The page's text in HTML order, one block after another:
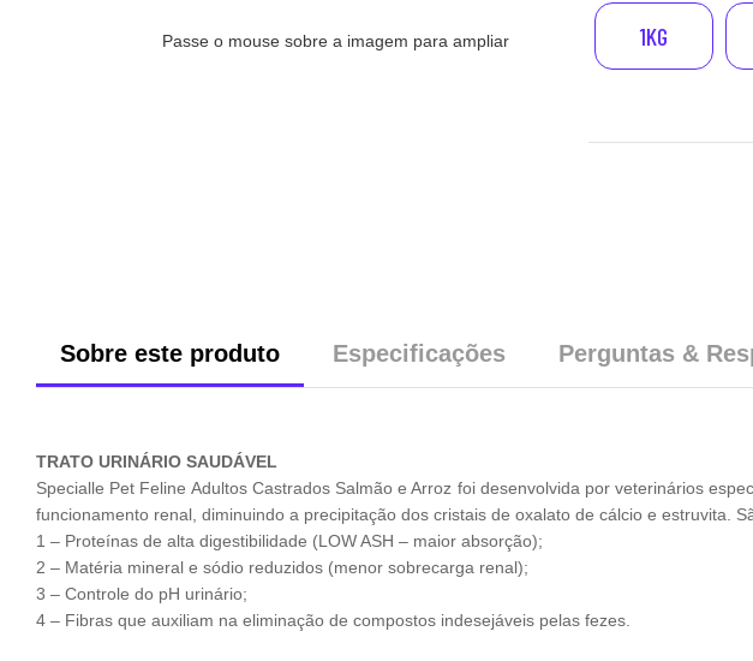
Passe o mouse sobre a imagem para ampliar 1KG
Sobre este produto Especificações Perguntas &
TRATO URINÁRIO SAUDÁVEL
Specialle Pet Feline Adultos Castrados Salmão e Arroz foi desenvolvida por veterinários
funcionamento renal, diminuindo a precipitação dos cristais de oxalato de cálcio e estruvita.
1 – Proteínas de alta digestibilidade (LOW ASH – maior absorção);
2 – Matéria mineral e sódio reduzidos (menor sobrecarga renal);
3 – Controle do pH urinário;
4 – Fibras que auxiliam na eliminação de compostos indesejáveis pelas fezes.